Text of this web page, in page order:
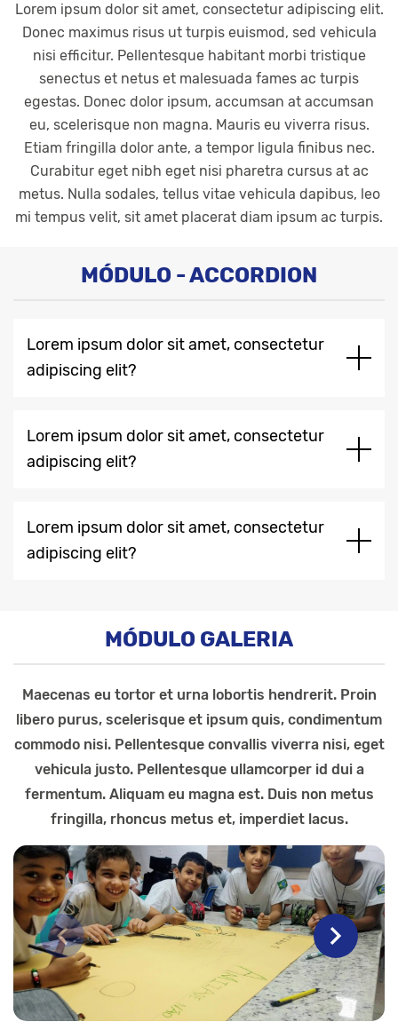
Lorem ipsum dolor sit amet, consectetur adipiscing elit.
Donec maximus risus ut turpis euismod, sed vehicula
nisi efficitur. Pellentesque habitant morbi tristique
senectus et netus et malesuada fames ac turpis
egestas. Donec dolor ipsum, accumsan at accumsan
eu, scelerisque non magna. Mauris eu viverra risus.
Etiam fringilla dolor ante, a tempor ligula finibus nec.
Curabitur eget nibh eget nisi pharetra cursus at ac
metus. Nulla sodales, tellus vitae vehicula dapibus, leo
mi tempus velit, sit amet placerat diam ipsum ac turpis.
MÓDULO - ACCORDION
Lorem ipsum dolor sit amet, consectetur
adipiscing elit?
Lorem ipsum dolor sit amet, consectetur
adipiscing elit?
Lorem ipsum dolor sit amet, consectetur
adipiscing elit?
MÓDULO GALERIA
Maecenas eu tortor et urna lobortis hendrerit. Proin
libero purus, scelerisque et ipsum quis, condimentum
commodo nisi. Pellentesque convallis viverra nisi, eget
vehicula justo. Pellentesque ullamcorper id dui a
fermentum. Aliquam eu magna est. Duis non metus
fringilla, rhoncus metus et, imperdiet lacus.